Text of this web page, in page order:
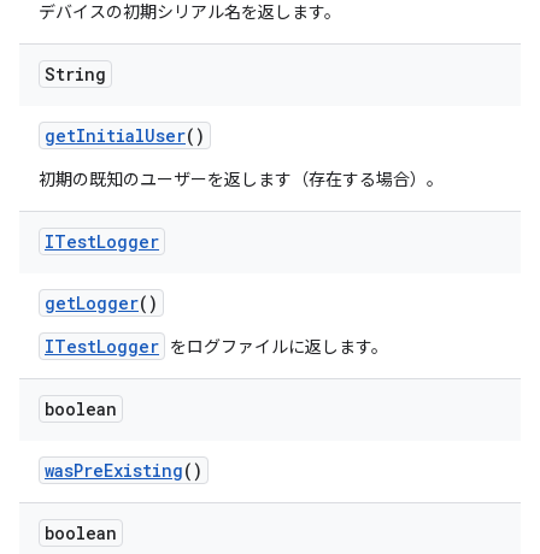
デバイスの初期シリアル名を返します。
String
getInitialUser()
初期の既知のユーザーを返します（存在する場合）。
ITestLogger
getLogger()
ITestLogger をログファイルに返します。
boolean
wasPreExisting()
boolean